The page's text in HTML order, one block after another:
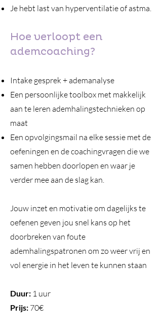
Je hebt last van hyperventilatie of astma.
Hoe verloopt een
ademcoaching?
Intake gesprek + ademanalyse
Een persoonlijke toolbox met makkelijk
aan te leren ademhalingstechnieken op
maat
Een opvolgingsmail na elke sessie met de
oefeningen en de coachingvragen die we
samen hebben doorlopen en waar je
verder mee aan de slag kan.
Jouw inzet en motivatie om dagelijks te
oefenen geven jou snel kans op het
doorbreken van foute
ademhalingspatronen om zo weer vrij en
vol energie in het leven te kunnen staan
Duur: 1 uur
Prijs: 70€